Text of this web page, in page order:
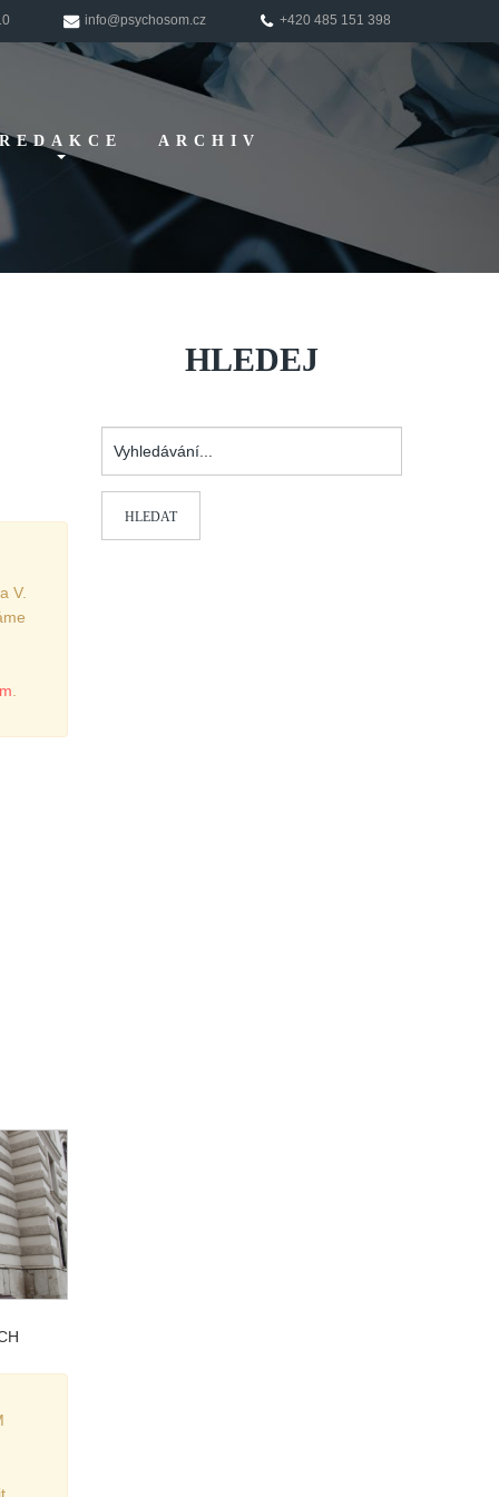
info@psychosom.cz +420 485 151 398
REDAKCE
Pokyny pro
ARCHIV
V.
HLEDEJ
HLEDAT